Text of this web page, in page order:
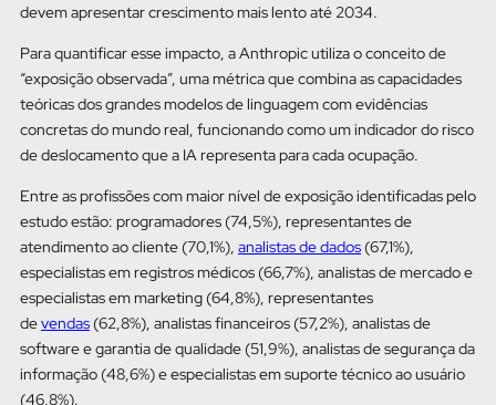
devem apresentar crescimento mais lento até 2034.
Para quantificar esse impacto, a Anthropic utiliza o conceito de
“exposição observada”, uma métrica que combina as capacidades
teóricas dos grandes modelos de linguagem com evidências
concretas do mundo real, funcionando como um indicador do risco
de deslocamento que a IA representa para cada ocupação.
Entre as profissões com maior nível de exposição identificadas pelo
estudo estão: programadores (74,5%), representantes de
atendimento ao cliente (70,1%), analistas de dados (67,1%),
especialistas em registros médicos (66,7%), analistas de mercado e
especialistas em marketing (64,8%), representantes
devendas (62,8%), analistas financeiros (57,2%), analistas de
software e garantia de qualidade (51,9%), analistas de segurança da
informação (48,6%) e especialistas em suporte técnico ao usuário
(46,8%).